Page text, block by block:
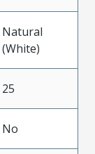
Natural
(White)
25
No